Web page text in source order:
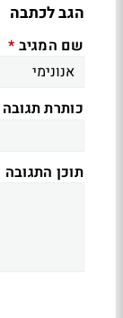
הגב לכתבה
שם המגיב *
כותרת תגובה
תוכן התגובה